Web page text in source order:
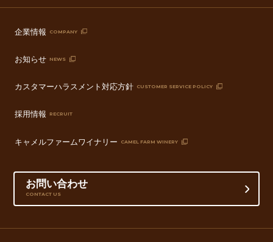
企業情報 COMPANY
お知らせ NEWS
カスタマーハラスメント対応方針 CUSTOMER SERVICE POLICY
採用情報 RECRUIT
キャメルファームワイナリー CAMEL FARM WINERY
お問い合わせ
CONTACT US